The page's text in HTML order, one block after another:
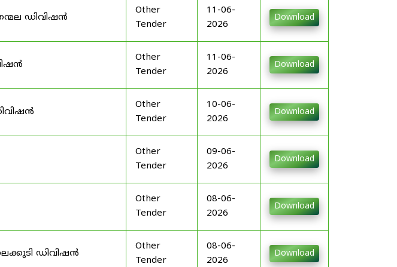
ഡിവിഷൻ
Other
Tender
11-06-
2026
Download
Other
Tender
11-06-
2026
Download
Other
Tender
10-06-
2026
Download
Other
Tender
09-06-
2026
Download
Other
Tender
08-06-
2026
Download
ഡിവിഷൻ
Other
Tender
08-06-
2026
Download